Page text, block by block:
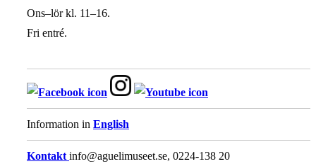
Ons–lör kl. 11–16.
Fri entré.
Information in English
Kontakt info@aguelimuseet.se, 0224-138 20